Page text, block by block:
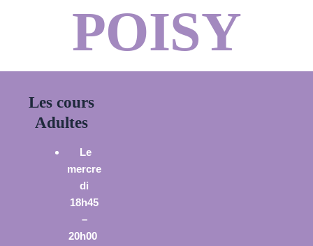
POISY
Les cours
Adultes
Le
mercre
di
18h45
–
20h00